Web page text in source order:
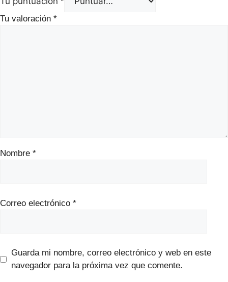
Tu valoración *
Nombre *
Correo electrónico *
Guarda mi nombre, correo electrónico y web en este
navegador para la próxima vez que comente.